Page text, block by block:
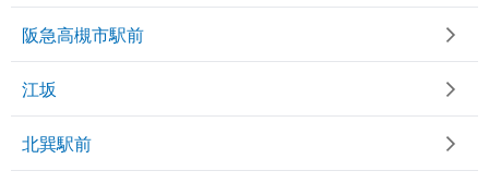
阪急高槻市駅前
江坂
北巽駅前